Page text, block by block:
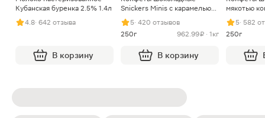
Кубанская буренка 2.5% 1.4л
4.8· 642 отзыва
В корзину
Snickers Minis с карамелью
арахисом и нугой
5· 420 отзывов
250г
962.99 ₽ · 1кг
В корзину
мякотью
5· 582
250г